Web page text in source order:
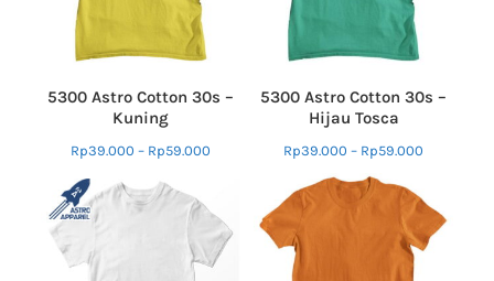
5300 Astro Cotton 30s –
Kuning
Rp39.000 – Rp59.000
5300 Astro Cotton 30s –
Hijau Tosca
Rp39.000 – Rp59.000